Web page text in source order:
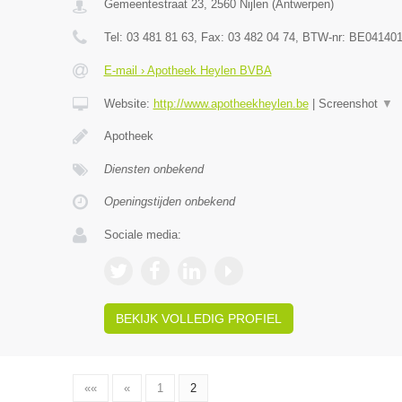
Gemeentestraat 23, 2560 Nijlen(Antwerpen)
Tel: 03 481 81 63, Fax: 03 482 04 74, BTW-nr:
E-mail › Apotheek Heylen BVBA
Website: http://www.apotheekheylen.be| Screenshot ▼
Apotheek
Diensten onbekend
Openingstijden onbekend
Sociale media:
BEKIJK VOLLEDIG PROFIEL
«« « 1 2